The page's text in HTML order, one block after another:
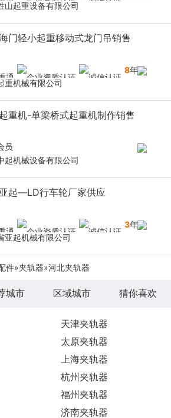
山起重设备有限公司
门轻小起重移动式龙门吊销售
8年
重机械有限公司
重机-单梁桥式起重机制作销售
员
起机械设备有限公司
起—LD行车轮厂家供应
3年
亚起机械有限公司
件»夹轨器»河北夹轨器
城市 区域城市 猜你喜欢
天津夹轨器
太原夹轨器
上海夹轨器
杭州夹轨器
福州夹轨器
济南夹轨器